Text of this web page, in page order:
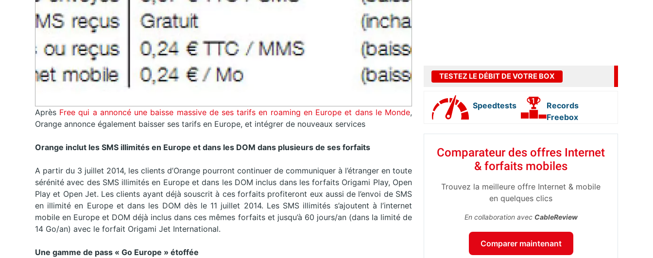
Après Free qui a annoncé une baisse massive de ses tarifs en roaming en Europe et dans le Monde,
Orange annonce également baisser ses tarifs en Europe, et intégrer de nouveaux services
Orange inclut les SMS illimités en Europe et dans les DOM dans plusieurs de ses forfaits
A partir du 3 juillet 2014, les clients d’Orange pourront continuer de communiquer à l’étranger en toute
sérénité avec des SMS illimités en Europe et dans les DOM inclus dans les forfaits Origami Play, Open
Play et Open Jet. Les clients ayant déjà souscrit à ces forfaits profiteront eux aussi de l’envoi de SMS
en illimité en Europe et dans les DOM dès le 11 juillet 2014. Les SMS illimités s’ajoutent à l’internet
mobile en Europe et DOM déjà inclus dans ces mêmes forfaits et jusqu’à 60 jours/an (dans la limité de
14 Go/an) avec le forfait Origami Jet International.
Une gamme de pass « Go Europe » étoffée
TESTEZ LE DÉBIT DE VOTRE BOX
Speedtests
Records
Freebox
Comparateur des offres Internet
& forfaits mobiles
Trouvez la meilleure offre Internet & mobile
en quelques clics
En collaboration avec CableReview
Comparer maintenant